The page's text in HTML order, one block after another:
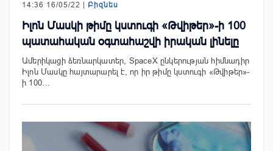
14:36 16/05/22 | Բիզնես
Իլոն Մասկի թիմը կստուգի «Թվիթեր»-ի 100
պատահական օգտահաշվի իրական լինելը
Ամերիկացի ձեռնարկատեր, SpaceX ընկերության հիմնադիր
Իլոն Մասկը հայտարարել է, որ իր թիմը կստուգի «Թվիթեր»-
ի 100…